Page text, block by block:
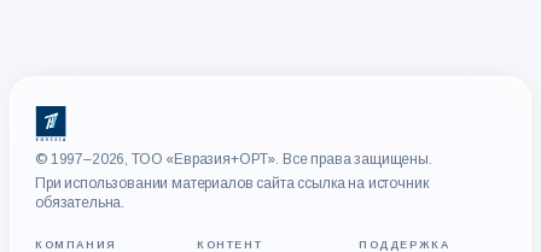
© 1997–2026, ТОО «Евразия+ОРТ». Все права защищены.
При использовании материалов сайта ссылка на источник
обязательна.
КОМПАНИЯ КОНТЕНТ ПОДДЕРЖКА